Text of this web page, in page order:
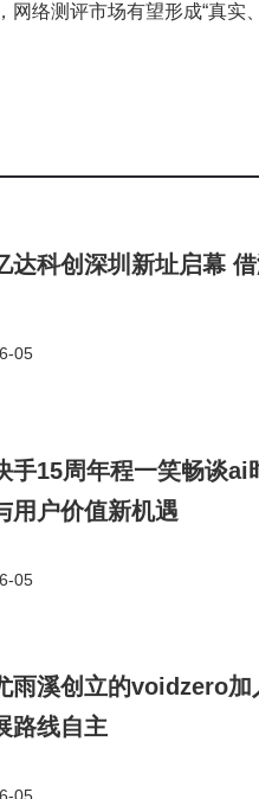
网络测评市场有望形成“真实
达科创深圳新址启幕
05
手15周年程一笑畅谈ai
用户价值新机遇
05
雨溪创立的voidzero
路线自主
05